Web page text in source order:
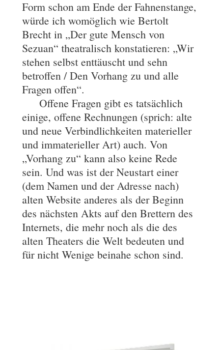
Form schon am Ende der Fahnenstange,
würde ich womöglich wie Bertolt
Brecht in „Der gute Mensch von
Sezuan“ theatralisch konstatieren: „Wir
stehen selbst enttäuscht und sehn
betroffen / Den Vorhang zu und alle
Fragen offen“.
Offene Fragen gibt es tatsächlich
einige, offene Rechnungen (sprich: alte
und neue Verbindlichkeiten materieller
und immaterieller Art) auch. Von
„Vorhang zu“ kann also keine Rede
sein. Und was ist der Neustart einer
(dem Namen und der Adresse nach)
alten Website anderes als der Beginn
des nächsten Akts auf den Brettern des
Internets, die mehr noch als die des
alten Theaters die Welt bedeuten und
für nicht Wenige beinahe schon sind.